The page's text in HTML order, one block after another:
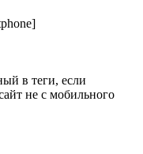
в теги, если
не с мобильного